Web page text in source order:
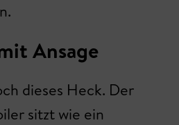
Ansage
dieses Heck. Der
sitzt wie ein